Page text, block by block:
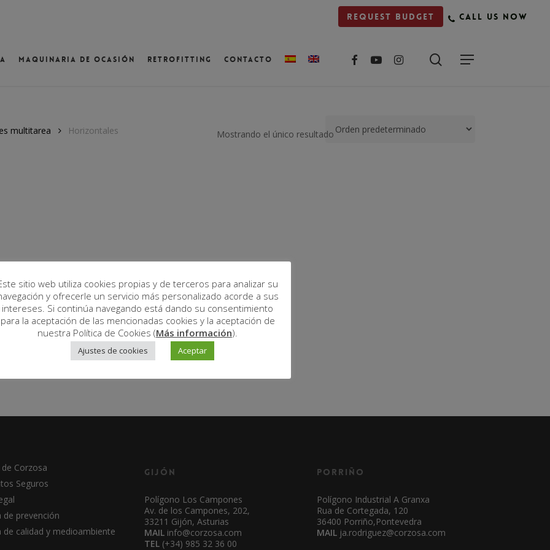
Request budget Call us now
Maquinaria de ocasión Retrofitting Contacto facebookyoutubeinstagram
Mostrando el único resultado
multitarea Horizontales
Corzosa
Seguros
de prevención
de calidad y medioambiente
Gijón
Polígono Los Campones
Av. de los Campones, 202,
33211 Gijón, Asturias
MAIL info@corzosa.com
TEL (+34) 985 32 36 00
Porriño
Polígono Industrial A Granxa
Rua de Cortegada, 120
36400 Porriño,Pontevedra
MAILja.rodriguez@corzosa.com
sitio web utiliza cookies propias y de terceros para analizar su
y ofrecerle un servicio más personalizado acorde a sus
intereses. Si continúa navegando está dando su consentimiento
para la aceptación de las mencionadas cookies y la aceptación de
nuestra Política de Cookies (Más información).
Ajustes de cookies Aceptar